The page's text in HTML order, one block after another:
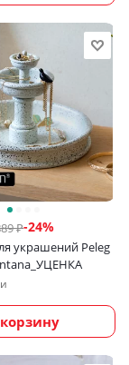
₽-24%
украшений Peleg